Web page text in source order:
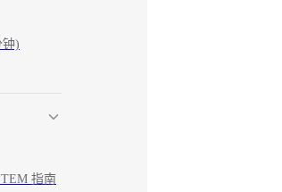
)
指南